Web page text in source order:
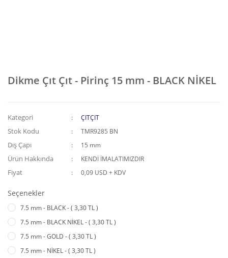
Dikme Çıt Çıt - Pirinç 15 mm - BLACK NİKEL
Kategori ÇITÇIT
Stok Kodu TMR9285 BN
Dış Çapı 15 mm
Ürün Hakkında KENDİ İMALATIMIZDIR
Fiyat 0,09 USD + KDV
Seçenekler
7.5 mm - BLACK - ( 3,30 TL )
7.5 mm - BLACK NİKEL - ( 3,30 TL )
7.5 mm - GOLD - ( 3,30 TL )
7.5 mm - NİKEL - ( 3,30 TL )